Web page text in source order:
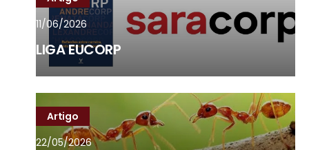
11/06/2026
LIGA EUCORP
Artigo
22/05/2026